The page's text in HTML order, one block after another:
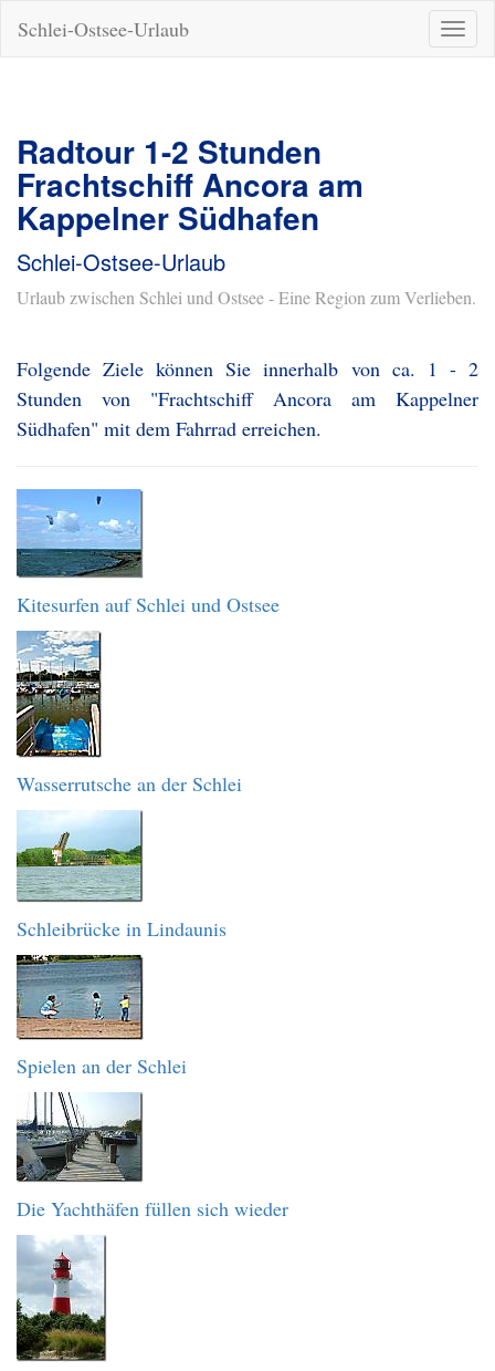
ein-/
Schlei-Ostsee-Urlaub
Radtour 1-2 Stunden
Frachtschiff Ancora am
Kappelner Südhafen
Schlei-Ostsee-Urlaub
Urlaub zwischen Schlei und Ostsee - Eine Region zum Verlieben.
Folgende Ziele können Sie innerhalb von ca. 1 - 2
Stunden von "Frachtschiff Ancora am Kappelner
Südhafen" mit dem Fahrrad erreichen.
Kitesurfen auf Schlei und Ostsee
Wasserrutsche an der Schlei
Schleibrücke in Lindaunis
Spielen an der Schlei
Die Yachthäfen füllen sich wieder